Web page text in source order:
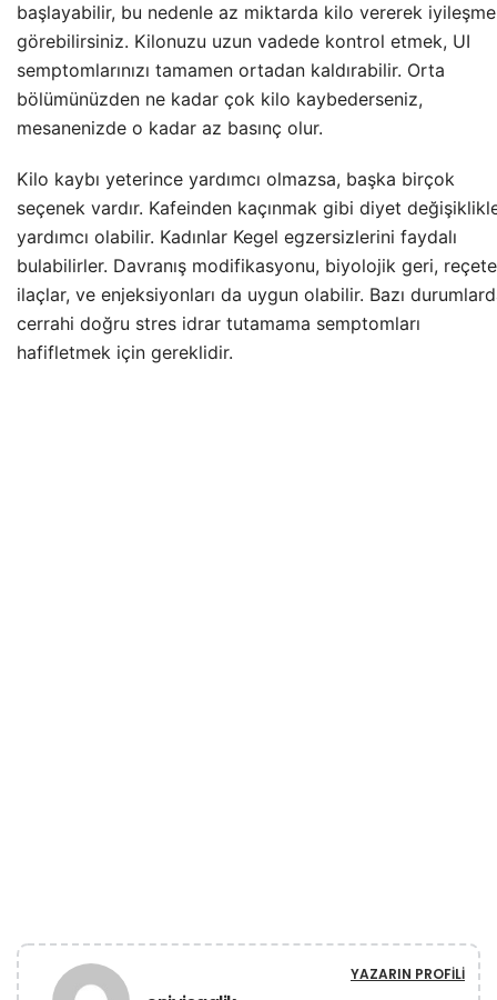
başlayabilir, bu nedenle az miktarda kilo vererek iyileşme
görebilirsiniz. Kilonuzu uzun vadede kontrol etmek, UI
semptomlarınızı tamamen ortadan kaldırabilir. Orta
bölümünüzden ne kadar çok kilo kaybederseniz,
mesanenizde o kadar az basınç olur.
Kilo kaybı yeterince yardımcı olmazsa, başka birçok
seçenek vardır. Kafeinden kaçınmak gibi diyet
yardımcı olabilir. Kadınlar Kegel egzersizlerini faydalı
bulabilirler. Davranış modifikasyonu, biyolojik geri,
ilaçlar, ve enjeksiyonları da uygun olabilir. Bazı
cerrahi doğru stres idrar tutamama semptomları
hafifletmek için gereklidir.
YAZARIN PROFILI